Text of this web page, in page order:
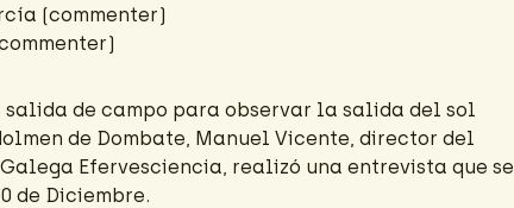
(commenter)
salida de campo para observar la salida del sol
de Dombate, Manuel Vicente, director del
Efervesciencia, realizó una entrevista que se
de Diciembre.